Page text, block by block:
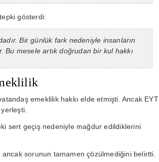
gösterdi:
Bir günlük fark nedeniyle insanların
mesele artık doğrudan bir kul hakkı
emeklilik hakkı elde etmişti. Ancak EYT
sert geçiş nedeniyle mağdur edildiklerini
sorunun tamamen çözülmediğini belirtti.